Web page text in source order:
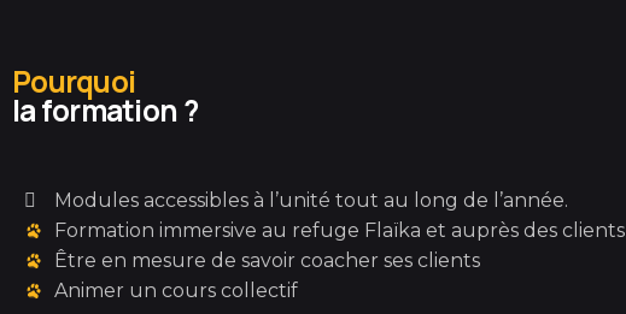
Pourquoi
la formation ?
Modules accessibles à l’unité tout au long de l’année.
Formation immersive au refuge Flaïka et auprès des clients
Être en mesure de savoir coacher ses clients
Animer un cours collectif